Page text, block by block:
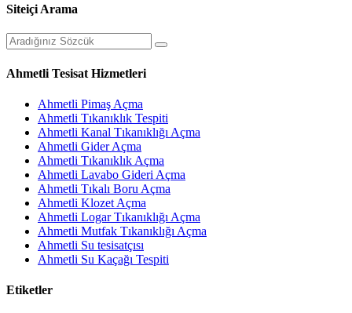
Siteiçi Arama
Ahmetli Tesisat Hizmetleri
Ahmetli Pimaş Açma
Ahmetli Tıkanıklık Tespiti
Ahmetli Kanal Tıkanıklığı Açma
Ahmetli Gider Açma
Ahmetli Tıkanıklık Açma
Ahmetli Lavabo Gideri Açma
Ahmetli Tıkalı Boru Açma
Ahmetli Klozet Açma
Ahmetli Logar Tıkanıklığı Açma
Ahmetli Mutfak Tıkanıklığı Açma
Ahmetli Su tesisatçısı
Ahmetli Su Kaçağı Tespiti
Etiketler